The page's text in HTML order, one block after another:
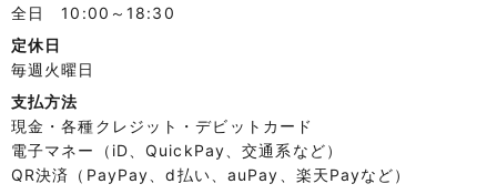
全日 10:00～18:30
定休日
毎週火曜日
支払方法
現金・各種クレジット・デビットカード
電子マネー（iD、QuickPay、交通系など）
QR決済（PayPay、d払い、auPay、楽天Payなど）